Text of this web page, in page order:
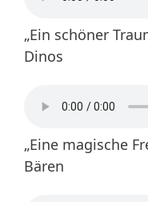
„Ein schöner
Dinos
„Eine magische
Bären